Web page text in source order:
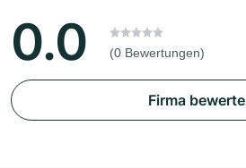
0.0 (0 Bewertungen)
Firma